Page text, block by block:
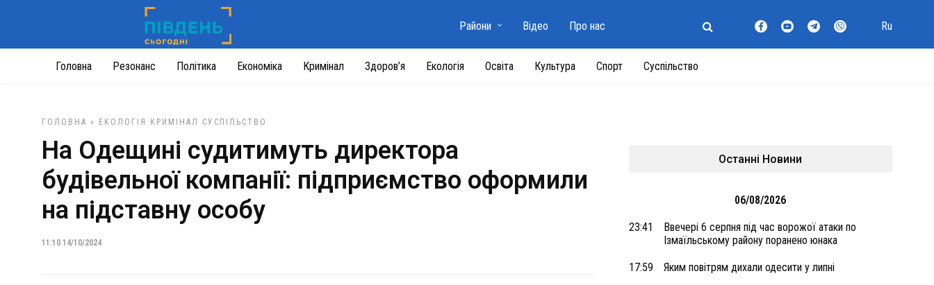
Головна Резонанс Політика Економіка Кримінал Здоров’я Екологія Освіта Культура Спорт Суспільство
Райони Відео Про нас Ru
ГОЛОВНА » ЕКОЛОГІЯ КРИМІНАЛ СУСПІЛЬСТВО
На Одещині судитимуть директора
будівельної компанії: підприємство оформили
на підставну особу
11:10 14/10/2024
Останні Новини
06/08/2026
23:41
Ввечері 6 серпня під час ворожої атаки по
Ізмаїльському району поранено юнака
17:59 Яким повітрям дихали одесити у липні